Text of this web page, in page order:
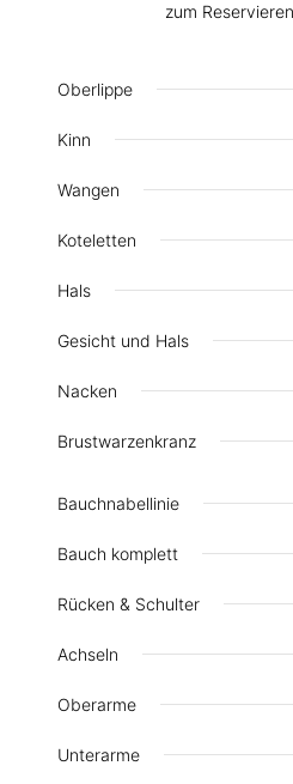
zum
Oberlippe
Kinn
Wangen
Koteletten
Hals
Gesicht und Hals
Nacken
Brustwarzenkranz
Bauchnabellinie
Bauch komplett
Rücken & Schulter
Achseln
Oberarme
Unterarme